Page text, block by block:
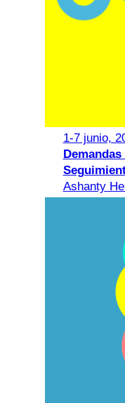
1-7 junio,
Ashanty